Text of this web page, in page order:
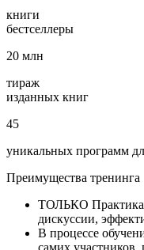
книги
бестселлеры
20 млн
тираж
изданных книг
45
уникальных программ
Преимущества тренинга
ТОЛЬКО Практика:
дискуссии,
В процессе
самих участников,